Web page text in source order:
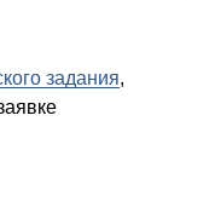
задания,